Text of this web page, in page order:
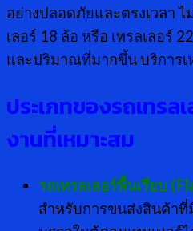
อย่างปลอดภัยและตรงเวลา
เลอร์ 18 ล้อ หรือ เทรลเลอร์
และปริมาณที่มากขึ้น บริการ
ประเภทของรถเทรล
งานที่เหมาะสม
รถเทรลเลอร์พื้นเรียบ (
สำหรับการขนส่งสินค้า